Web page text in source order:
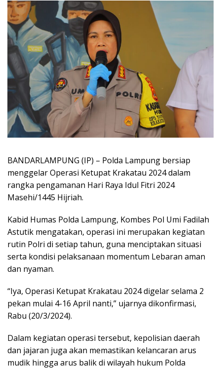
BANDARLAMPUNG (IP) – Polda Lampung bersiap
menggelar Operasi Ketupat Krakatau 2024 dalam
rangka pengamanan Hari Raya Idul Fitri 2024
Masehi/1445 Hijriah.
Kabid Humas Polda Lampung, Kombes Pol Umi Fadilah
Astutik mengatakan, operasi ini merupakan kegiatan
rutin Polri di setiap tahun, guna menciptakan situasi
serta kondisi pelaksanaan momentum Lebaran aman
dan nyaman.
“Iya, Operasi Ketupat Krakatau 2024 digelar selama 2
pekan mulai 4-16 April nanti,” ujarnya dikonfirmasi,
Rabu (20/3/2024).
Dalam kegiatan operasi tersebut, kepolisian daerah
dan jajaran juga akan memastikan kelancaran arus
mudik hingga arus balik di wilayah hukum Polda